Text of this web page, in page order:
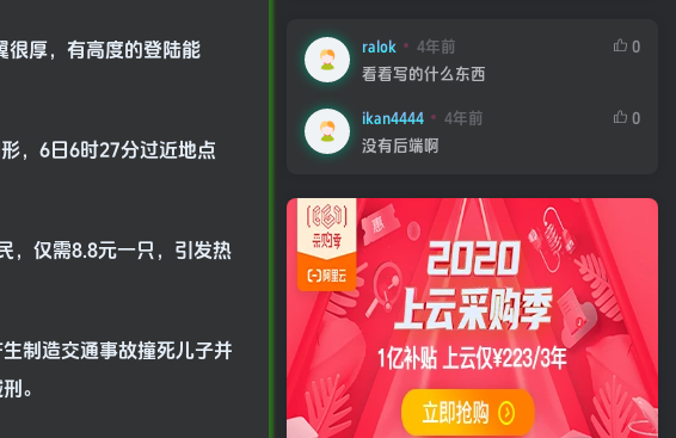
很厚，有高度的登陆能
，6日6时27分过近地点
，仅需8.8元一只，引发热
制造交通事故撞死儿子并
。
ralok 4年前
0
看看写的什么东西
ikan4444 4年前
0
没有后端啊